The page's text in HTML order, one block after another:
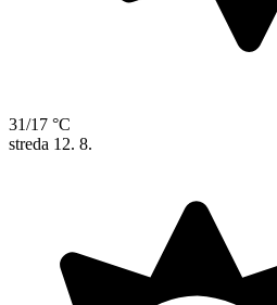
31/17 °C
streda 12. 8.